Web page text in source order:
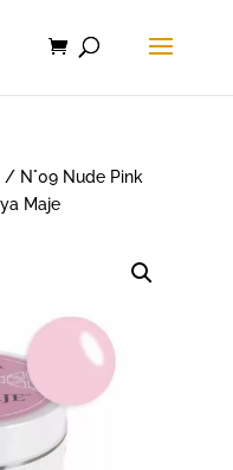
/ N°09 Nude Pink
Maje